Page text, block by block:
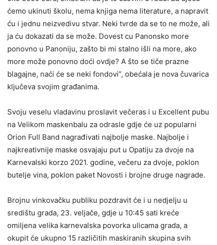
ćemo ukinuti školu, nema knjiga nema literature, a napravit
ću i jednu neizvedivu stvar. Neki tvrde da se to ne može, ali
ja ću dokazati da se može. Dovest cu Panonsko more
ponovno u Panoniju, zašto bi mi stalno išli na more, ako
more može ponovno doći ovdje? A što se tiče prazne
blagajne, naći će se neki fondovi”, obećala je nova čuvarica
ključeva svojim građanima.
Svoju veselu vladavinu proslavit večeras i u Excellent pubu
na Velikom maskenbalu za odrasle gdje će uz popularni
Orion Full Band nagrađivati najbolje maske. Najbolje i
najkreativnije maske osvajaju put u Opatiju za dvoje na
Karnevalski korzo 2021. godine, večeru za dvoje, poklon
butelje vina, poklon paket Novosti i brojne druge nagrade.
Brojnu vinkovačku publiku pozdravit će i u nedjelju u
središtu grada, 23. veljače, gdje u 10:45 sati kreće
omiljena velika karnevalska povorka ulicama grada, a
okupit će ukupno 15 različitih maskiranih skupina svih